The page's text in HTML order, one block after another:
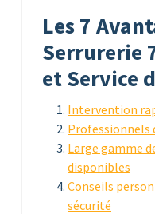
Les 7
Serrurerie
et Service
Intervention
Professionnels
Large gamme
disponibles
Conseils
sécurité